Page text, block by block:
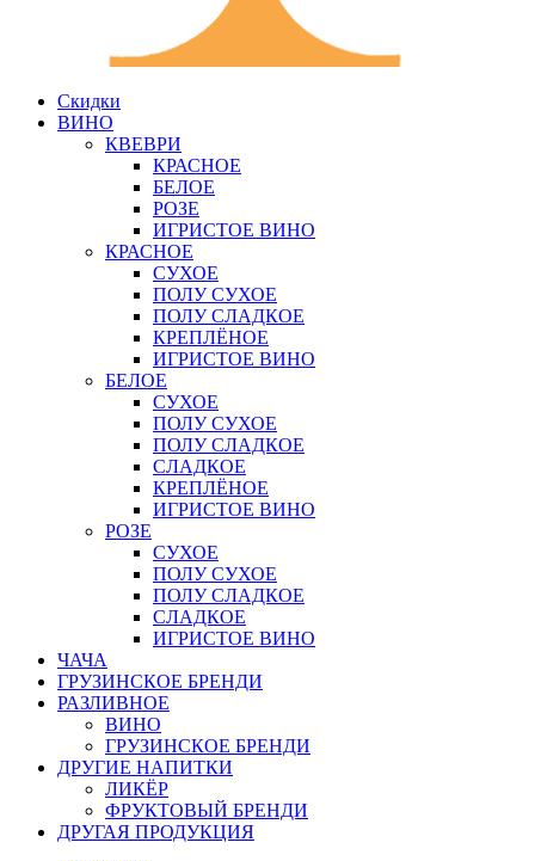
Скидки
ВИНО
КВЕВРИ
КРАСНОЕ
БЕЛОЕ
РОЗЕ
ИГРИСТОЕ ВИНО
КРАСНОЕ
СУХОЕ
ПОЛУ СУХОЕ
ПОЛУ СЛАДКОЕ
КРЕПЛЁНОЕ
ИГРИСТОЕ ВИНО
БЕЛОЕ
СУХОЕ
ПОЛУ СУХОЕ
ПОЛУ СЛАДКОЕ
СЛАДКОЕ
КРЕПЛЁНОЕ
ИГРИСТОЕ ВИНО
РОЗЕ
СУХОЕ
ПОЛУ СУХОЕ
ПОЛУ СЛАДКОЕ
СЛАДКОЕ
ИГРИСТОЕ ВИНО
ЧАЧА
ГРУЗИНСКОЕ БРЕНДИ
РАЗЛИВНОЕ
ВИНО
ГРУЗИНСКОЕ БРЕНДИ
ДРУГИЕ НАПИТКИ
ЛИКЁР
ФРУКТОВЫЙ БРЕНДИ
ДРУГАЯ ПРОДУКЦИЯ